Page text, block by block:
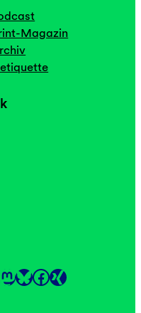
Magazin
Link Facebook Link